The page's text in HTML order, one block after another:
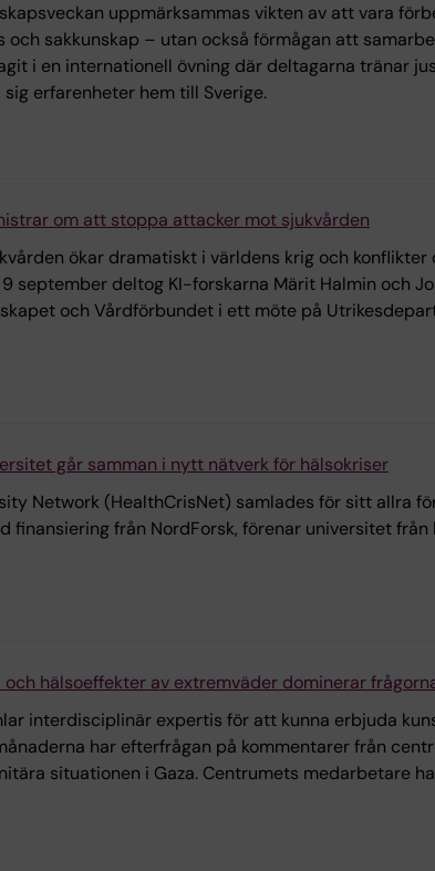
uppmärksammas vikten av att vara
sakkunskap – utan också förmågan att
i en internationell övning där deltagarna tränar
erfarenheter hem till Sverige.
om att stoppa attacker mot sjukvården
ökar dramatiskt i världens krig och
september deltog KI-forskarna Märit Halmin och
och Vårdförbundet i ett möte på
går samman i nytt nätverk för hälsokriser
Network (HealthCrisNet) samlades för sitt allra
finansiering från NordForsk, förenar universitet
och hälsoeffekter av extremväder dominerar
interdisciplinär expertis för att kunna erbjuda
har efterfrågan på kommentarer från
situationen i Gaza. Centrumets medarbetare